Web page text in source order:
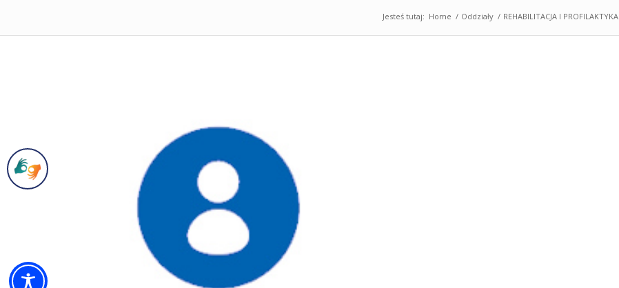
Jesteś tutaj: Home / Oddziały / REHABILITACJA I PROFILAKTYKA